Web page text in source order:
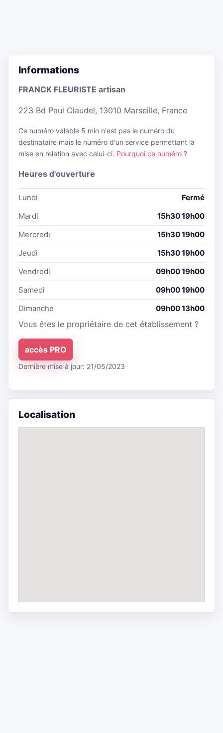
Informations
FRANCK FLEURISTE artisan
223 Bd Paul Claudel, 13010 Marseille, France
Ce numéro valable 5 min n'est pas le numéro du
destinataire mais le numéro d'un service permettant la
mise en relation avec celui-ci. Pourquoi ce numéro ?
Heures d'ouverture
Lundi
Fermé
Mardi
15h30 19h00
Mercredi
15h30 19h00
Jeudi
15h30 19h00
Vendredi
09h00 19h00
Samedi
09h00 19h00
Dimanche
09h00 13h00
Vous êtes le propriétaire de cet établissement ?
accès PRO
Dernière mise à jour: 21/05/2023
Localisation